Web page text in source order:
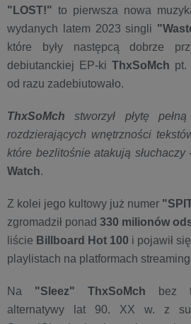
"LOST!" to pierwsza nowa
wydanych latem 2023 singli
które były następcą dobrze
debiutanckiej EP-ki ThxSoMch pt.
od razu zadebiutowało.
ThxSoMchstworzył płytę
rozdzierających wnętrzności
które bezlitośnie atakują słuchaczy
Watch.
Z kolei jego kultowy już numer
zgromadził ponad 330 milionów
liście Billboard Hot 100 i pojawił
playlistach na platformach
Na "Sleez" ThxSoMch
bez
alternatywy lat 90. XX w. z